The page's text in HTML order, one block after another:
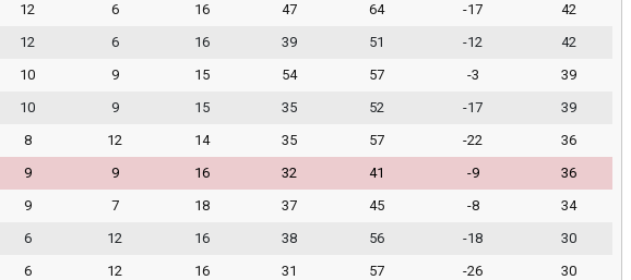
12 6 16 47 64 -17
42
12 6 16 39 51 -12
42
10 9 15 54 57 -3
39
10 9 15 35 52 -17
39
8 12 14 35 57 -22
36
9 9 16 32 41 -9
36
9 7 18 37 45 -8
34
6 12 16 38 56 -18
30
6 12 16 31 57 -26
30